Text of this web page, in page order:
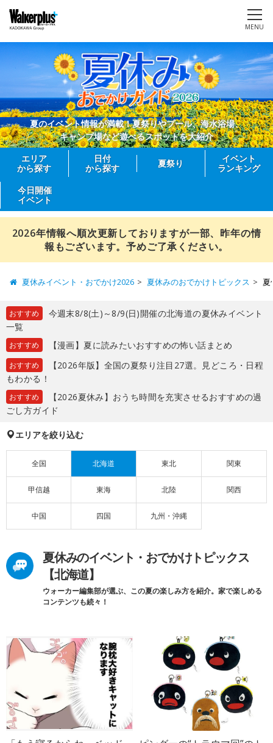
MENU
夏のイベント情報が満載！夏祭りやプール、海水浴場、
キャンプ場など遊べるスポットを大紹介
エリア
から探す
日付
から探す
夏祭り
イベント
ランキング
今日開催
イベント
2026年情報へ順次更新しておりますが一部、昨年の情
報もございます。予めご了承ください。
夏休みイベント・おでかけ2026 夏休みのおでかけトピックス 夏
おすすめ
今週末8/8(土)～8/9(日)開催の北海道の夏休みイベント
一覧
おすすめ 【漫画】夏に読みたいおすすめの怖い話まとめ
おすすめ
【2026年版】全国の夏祭り注目27選。見どころ・日程
もわかる！
おすすめ
【2026夏休み】おうち時間を充実させるおすすめの過
ごし方ガイド
エリアを絞り込む
全国 北海道 東北 関東
甲信越 東海 北陸 関西
中国 四国 九州・沖縄
夏休みのイベント・おでかけトピックス
【北海道】
ウォーカー編集部が選ぶ、この夏の楽しみ方を紹介。家で楽しめる
コンテンツも続々！